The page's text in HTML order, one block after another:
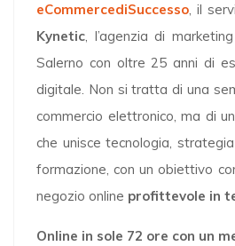
eCommercediSuccesso, il
Kynetic, l’agenzia di
Salerno con oltre 25 anni di
digitale. Non si tratta di una
commercio elettronico, ma di
che unisce tecnologia,
formazione, con un obiettivo
negozio online profittevole in
Online in sole 72 ore con un